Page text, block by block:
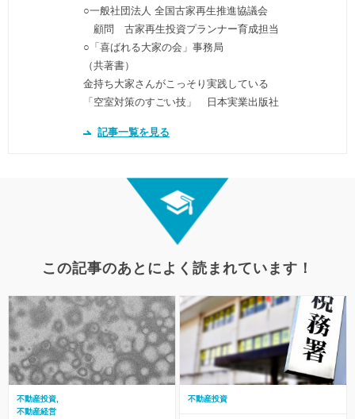
○一般社団法人 全国古家再生推進協議会
顧問 古家再生投資プランナー育成担当
○「喜ばれる大家の会」事務局
（共著書）
金持ち大家さんがこっそり実践している
「空室対策のすごい技」 日本実業出版社
記事一覧を見る
この記事のあとによく読まれています！
不動産投資
不動産経営
不動産投資